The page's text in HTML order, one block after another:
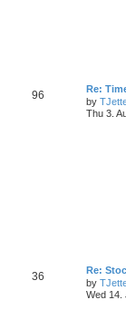
96
Re:
by
Thu 3.
36
Re:
by
Wed 14.